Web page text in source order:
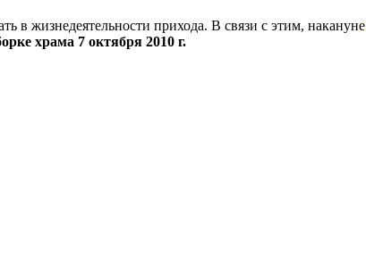
в жизнедеятельности прихода. В связи с этим, накануне
храма 7 октября 2010 г.